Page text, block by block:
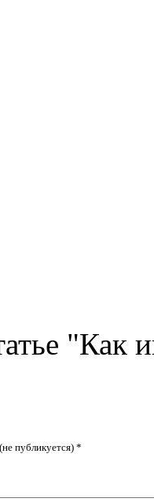
"Как
публикуется) *